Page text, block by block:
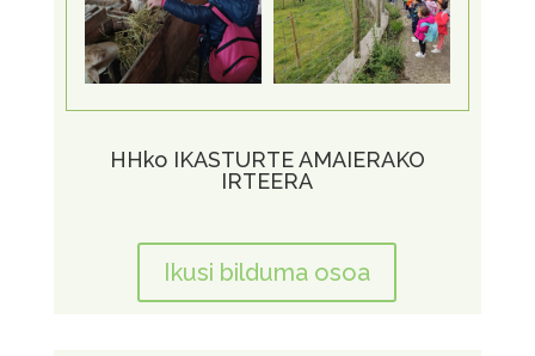
HHko IKASTURTE AMAIERAKO
IRTEERA
Ikusi bilduma osoa